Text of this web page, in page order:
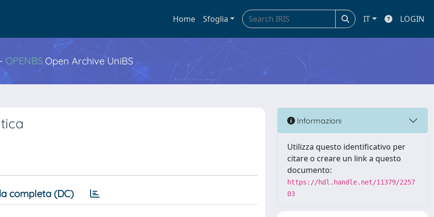
Home Sfoglia IT LOGIN
OPENBS Open Archive UniBS
completa (DC)
Informazioni
Utilizza questo identificativo per
citare o creare un link a questo
documento:
https://hdl.handle.net/11379/2257
03